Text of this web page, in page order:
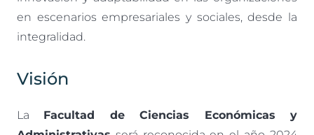
en escenarios empresariales y sociales, desde la
integralidad.
Visión
La Facultad de Ciencias Económicas y